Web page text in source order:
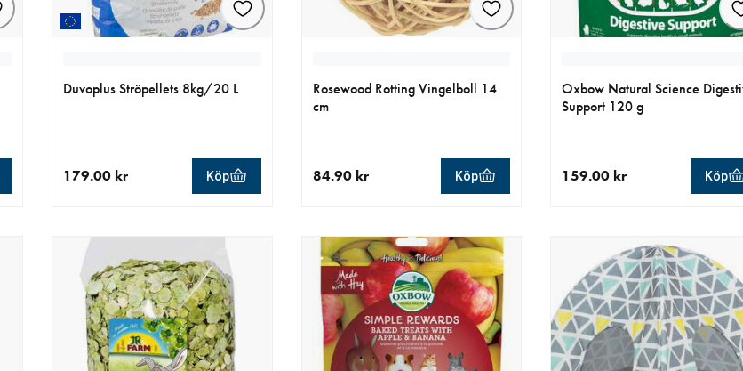
Duvoplus Ströpellets 8kg/20 L
179.00 kr Köp
Rosewood Rotting Vingelboll 14
cm
84.90 kr Köp
Oxbow Natural Science
Support 120 g
159.00 kr Köp